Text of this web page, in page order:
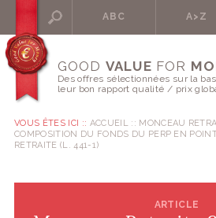
ABC A>Z
GOOD VALUE FOR
Des offres sélectionnées sur la
leur bon rapport qualité / prix
VOUS ÊTES ICI :: ACCUEIL
MONCEAU
COMPOSITION DU FONDS DU PERP EN
RETRAITE (L. 441-1)
ARTICLE